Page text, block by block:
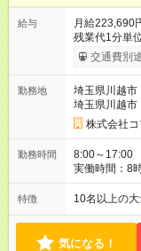
給与
月給223,690
交通費別
勤務地
埼玉県川越市
埼玉県川越市
株式会社
勤務時間
8:00～17:00
実働時間：8時間/日 休憩1時
る日が多い働
ので、 「今
方を大切にし
特徴 10名以上の
気になる！